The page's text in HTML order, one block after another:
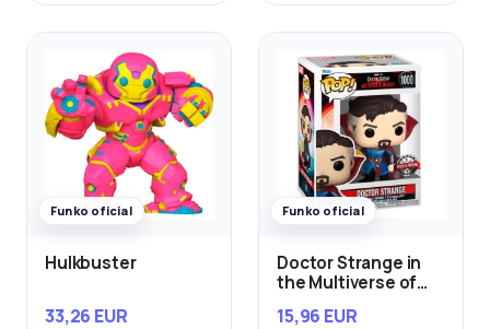
Funko oficial
Hulkbuster
33,26 EUR
Funko oficial
Doctor Strange in
the Multiverse of
15,96 EUR